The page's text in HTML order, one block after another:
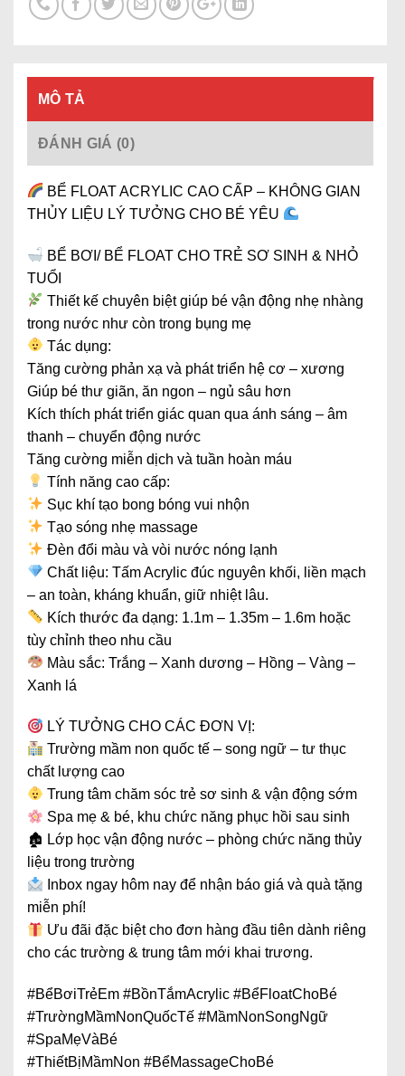
MÔ TẢ
ĐÁNH GIÁ (0)
BỂ FLOAT ACRYLIC CAO CẤP – KHÔNG GIAN
THỦY LIỆU LÝ TƯỞNG CHO BÉ YÊU
BỂ BƠI/ BỂ FLOAT CHO TRẺ SƠ SINH & NHỎ
TUỔI
Thiết kế chuyên biệt giúp bé vận động nhẹ nhàng
trong nước như còn trong bụng mẹ
Tác dụng:
Tăng cường phản xạ và phát triển hệ cơ – xương
Giúp bé thư giãn, ăn ngon – ngủ sâu hơn
Kích thích phát triển giác quan qua ánh sáng – âm
thanh – chuyển động nước
Tăng cường miễn dịch và tuần hoàn máu
Tính năng cao cấp:
Sục khí tạo bong bóng vui nhộn
Tạo sóng nhẹ massage
Đèn đổi màu và vòi nước nóng lạnh
Chất liệu: Tấm Acrylic đúc nguyên khối, liền mạch
– an toàn, kháng khuẩn, giữ nhiệt lâu.
Kích thước đa dạng: 1.1m – 1.35m – 1.6m hoặc
tùy chỉnh theo nhu cầu
Màu sắc: Trắng – Xanh dương – Hồng – Vàng –
Xanh lá
LÝ TƯỞNG CHO CÁC ĐƠN VỊ:
Trường mầm non quốc tế – song ngữ – tư thục
chất lượng cao
Trung tâm chăm sóc trẻ sơ sinh & vận động sớm
Spa mẹ & bé, khu chức năng phục hồi sau sinh
🏚 Lớp học vận động nước – phòng chức năng thủy
liệu trong trường
Inbox ngay hôm nay để nhận báo giá và quà tặng
miễn phí!
Ưu đãi đặc biệt cho đơn hàng đầu tiên dành riêng
cho các trường & trung tâm mới khai trương.
#BểBơiTrẻEm #BồnTắmAcrylic #BểFloatChoBé
#TrườngMầmNonQuốcTế #MầmNonSongNgữ
#SpaMẹVàBé
#ThiếtBịMầmNon #BểMassageChoBé